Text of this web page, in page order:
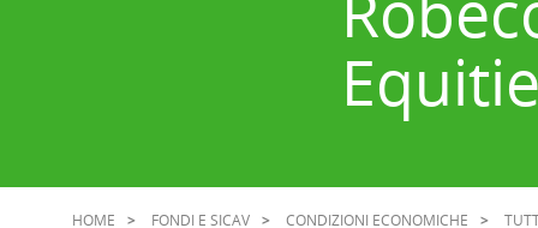
HOME FONDI E SICAV CONDIZIONI ECONOMICHE